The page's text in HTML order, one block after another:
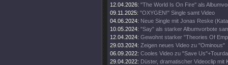
12.04.2026: "The World Is On Fire" als
09.11.2025: "OXYGEN!" Single samt Video
04.06.2024: Neue Single mit Jonas Reske
10.05.2024: "Say" als starker Albumvorbote
12.04.2024: Gewohnt starker "Theories Of
29.03.2024: Zeigen neues Video zu "Ominous"
06.09.2022: Cooles Video zu "Save
29.04.2022: Düster, dramatischer Videoclip mit